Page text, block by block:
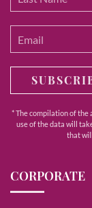
* The compilation of the
use of the data will
that
CORPORATE